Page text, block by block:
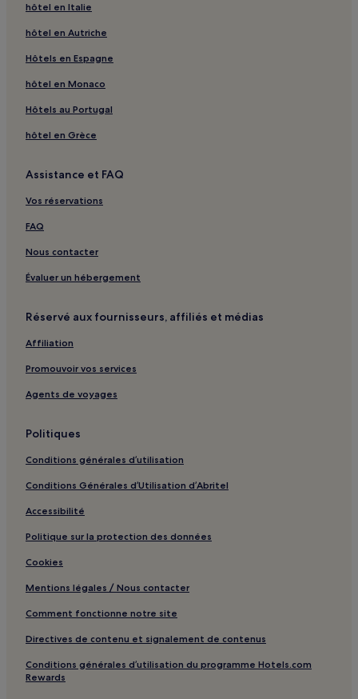
Lavilledieu : hôtels
Fabras : hôtels
Saint-Pierre-La-Roche : hôtels
Montélimar : hôtels Hôtels avec parking
Montélimar : hôtels
Saint-Paul-Trois-Châteaux : hôtels
Chapelle Saint-Benoît : hôtels à proximité
Pont d'Arc : hôtels à proximité
Aven d'Orgnac : hôtels à proximité
Col de Meyrand : hôtels à proximité
Malataverne : hôtels
Grospierres : hôtels Hôtels avec parking
Grospierres : hôtels Hôtels acceptant les animaux de
Vallon-Pont-D'arc : hôtels
Villeneuve-De-Berg : hôtels
Chambonas : hôtels
Les Vans : hôtels
Saint-Jean-Le-Centenier : hôtels
hôtel en Italie
hôtel en Autriche
Hôtels en Espagne
hôtel en Monaco
Hôtels au Portugal
hôtel en Grèce
Assistance et FAQ
Vos réservations
FAQ
Nous contacter
Évaluer un hébergement
Réservé aux fournisseurs, affiliés et médias
Affiliation
Promouvoir vos services
Agents de voyages
Politiques
Conditions générales d’utilisation
Conditions Générales d’Utilisation d’Abritel
Accessibilité
Politique sur la protection des données
Cookies
Mentions légales / Nous contacter
Comment fonctionne notre site
Directives de contenu et signalement de contenus
Conditions générales d’utilisation du programme Hotels.com
Rewards